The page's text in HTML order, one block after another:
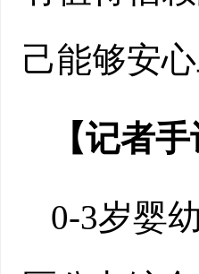
己能够安
【记者手
0-3岁婴